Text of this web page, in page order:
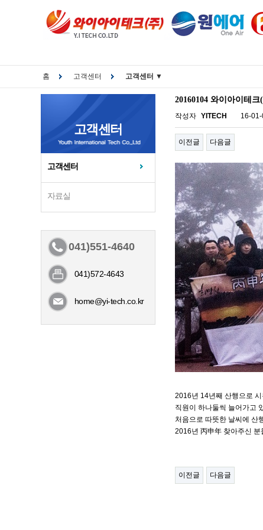
홈 고객센터 고객센터 ▼
고객센터
고객센터
자료실
041)551-4640
041)572-4643
home@yi-tech.co.kr
20160104 와이아이테
작성자 YITECH 16-
이전글 다음글
2016년 14년째 산행으로
직원이 하나둘씩 늘어가고
처음으로 따뜻한 날씨에 산
2016년 丙申年 찾아주신
이전글 다음글